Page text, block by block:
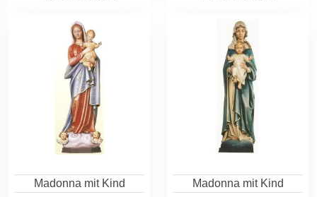
Madonna mit Kind
Madonna mit Kind